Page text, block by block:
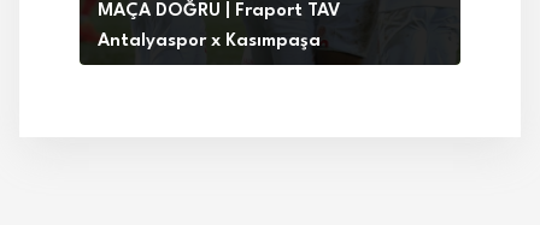
MAÇA DOĞRU | Fraport TAV
Antalyaspor x Kasımpaşa